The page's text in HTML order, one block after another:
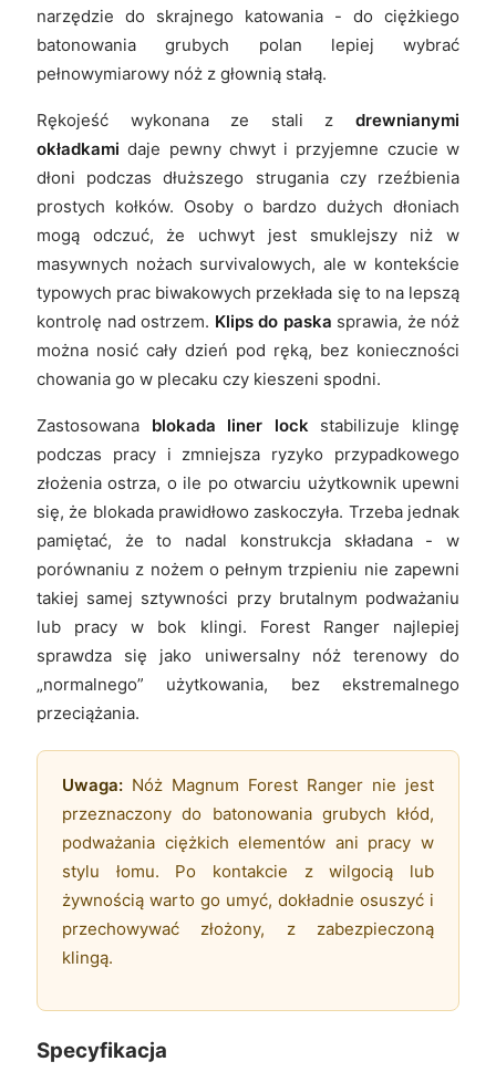
narzędzie do skrajnego katowania - do ciężkiego
batonowania grubych polan lepiej wybrać
pełnowymiarowy nóż z głownią stałą.
Rękojeść wykonana ze stali z drewnianymi
okładkami daje pewny chwyt i przyjemne czucie w
dłoni podczas dłuższego strugania czy rzeźbienia
prostych kołków. Osoby o bardzo dużych dłoniach
mogą odczuć, że uchwyt jest smuklejszy niż w
masywnych nożach survivalowych, ale w kontekście
typowych prac biwakowych przekłada się to na lepszą
kontrolę nad ostrzem. Klips do paska sprawia, że nóż
można nosić cały dzień pod ręką, bez konieczności
chowania go w plecaku czy kieszeni spodni.
Zastosowana blokada liner lockstabilizuje klingę
podczas pracy i zmniejsza ryzyko przypadkowego
złożenia ostrza, o ile po otwarciu użytkownik upewni
się, że blokada prawidłowo zaskoczyła. Trzeba jednak
pamiętać, że to nadal konstrukcja składana - w
porównaniu z nożem o pełnym trzpieniu nie zapewni
takiej samej sztywności przy brutalnym podważaniu
lub pracy w bok klingi. Forest Ranger najlepiej
sprawdza się jako uniwersalny nóż terenowy do
„normalnego” użytkowania, bez ekstremalnego
przeciążania.
Uwaga: Nóż Magnum Forest Ranger nie jest
przeznaczony do batonowania grubych kłód,
podważania ciężkich elementów ani pracy w
stylu łomu. Po kontakcie z wilgocią lub
żywnością warto go umyć, dokładnie osuszyć i
przechowywać złożony, z zabezpieczoną
klingą.
Specyfikacja